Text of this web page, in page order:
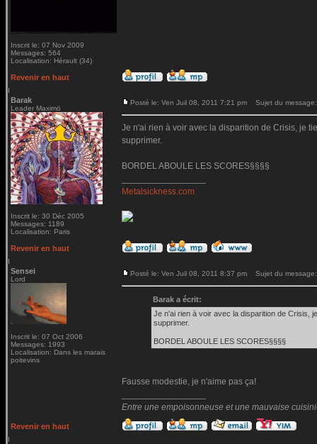
Inscrit le: 07 Nov 2009
Messages: 564
Localisation: Hérault (34)
Revenir en haut
Barak
Leader Maximö
Inscrit le: 30 Déc 2005
Messages: 1189
Localisation: Paris
Posté le: Ven Juil 08, 2011 7:21 pm Sujet du message:
Je n'ai rien à voir avec la disparition de Crisis, je
supprimer.
BORDEL ABOULE LES SCORES§§§§
Metalsickness.com
Revenir en haut
Sensei
Lord
Inscrit le: 07 Oct 2006
Messages: 1993
Localisation: Dans les marais
poitevins
Posté le: Ven Juil 08, 2011 8:37 pm Sujet du message:
Barak a écrit:
Je n'ai rien à voir avec la disparition de Crisis,
supprimer.
BORDEL ABOULE LES SCORES§§§§
Fausse modestie, je n'aime pas ça!
Entre une empoisonneuse et une mauvaise
Revenir en haut